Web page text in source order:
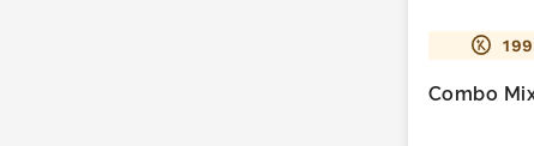
199
Combo